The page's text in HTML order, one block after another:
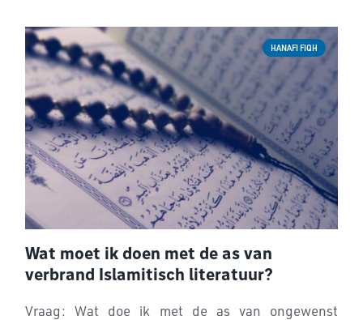
HANAFI FIQH
Wat moet ik doen met de as van
verbrand Islamitisch literatuur?
Vraag: Wat doe ik met de as van ongewenst